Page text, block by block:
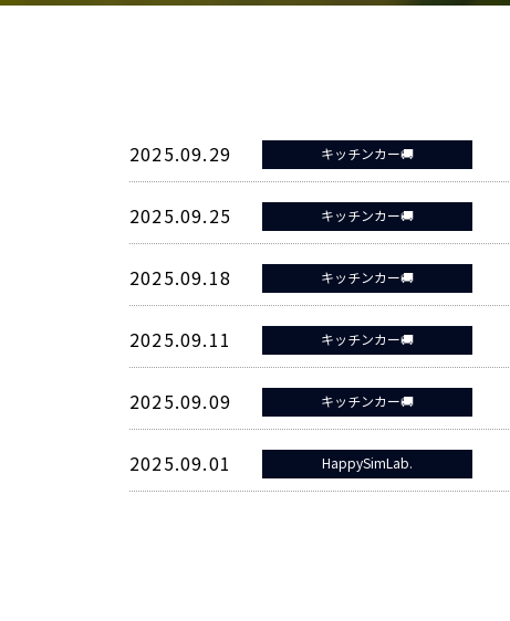
2025.09.29 キッチンカー🚚
2025.09.25 キッチンカー🚚
2025.09.18 キッチンカー🚚
2025.09.11 キッチンカー🚚
2025.09.09 キッチンカー🚚
2025.09.01 HappySimLab.